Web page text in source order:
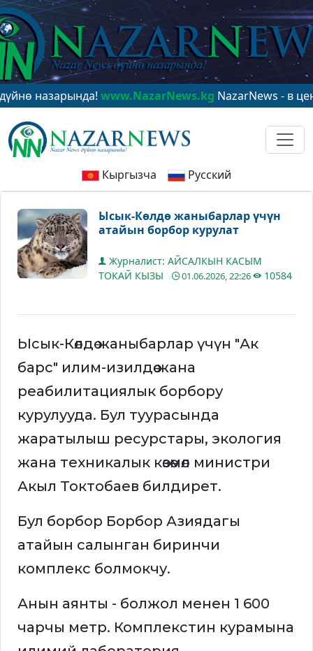
www.NazarNews.kgNazarNews - в центре
Кыргызча Русский
Ысык-Көлдө жаныбарлар үчүн
атайын борбор курулат
Журналист: АЙСАЛКЫН КАСЫМ
ТОКАЙ КЫЗЫ
01.06.2026, 22:26 10584
Ысык-Көлдө жаныбарлар үчүн "Ак
барс" илим-изилдөө жана
реабилитациялык борбору
курулууда. Бул туурасында
жаратылыш ресурстары, экология
жана техникалык көзөмөл министри
Акыл Токтобаев билдирет.
Бул борбор Борбор Азиядагы
атайын салынган биринчи
комплекс болмокчу.
Анын аянты - болжол менен 1 600
чарчы метр. Комплекстин курамына